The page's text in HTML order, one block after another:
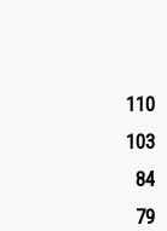
110
103
84
79